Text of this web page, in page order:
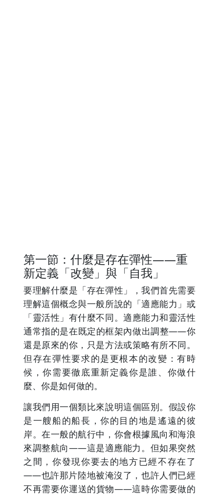
第一節：什麼是存在彈性——重
新定義「改變」與「自我」
要理解什麼是「存在彈性」，我們首先需要
理解這個概念與一般所說的「適應能力」或
「靈活性」有什麼不同。適應能力和靈活性
通常指的是在既定的框架內做出調整——你
還是原來的你，只是方法或策略有所不同。
但存在彈性要求的是更根本的改變：有時
候，你需要徹底重新定義你是誰、你做什
麼、你是如何做的。
讓我們用一個類比來說明這個區別。假設你
是一艘船的船長，你的目的地是遙遠的彼
岸。在一般的航行中，你會根據風向和海浪
來調整航向——這是適應能力。但如果突然
之間，你發現你要去的地方已經不存在了
——也許那片陸地被淹沒了，也許人們已經
不再需要你運送的貨物——這時你需要做的